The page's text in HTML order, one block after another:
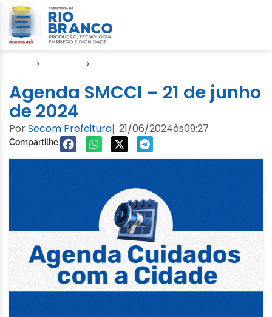
› ›
Agenda SMCCI – 21 de junho
de 2024
PorSecom Prefeitura| 21/06/2024às09:27
Compartilhe: